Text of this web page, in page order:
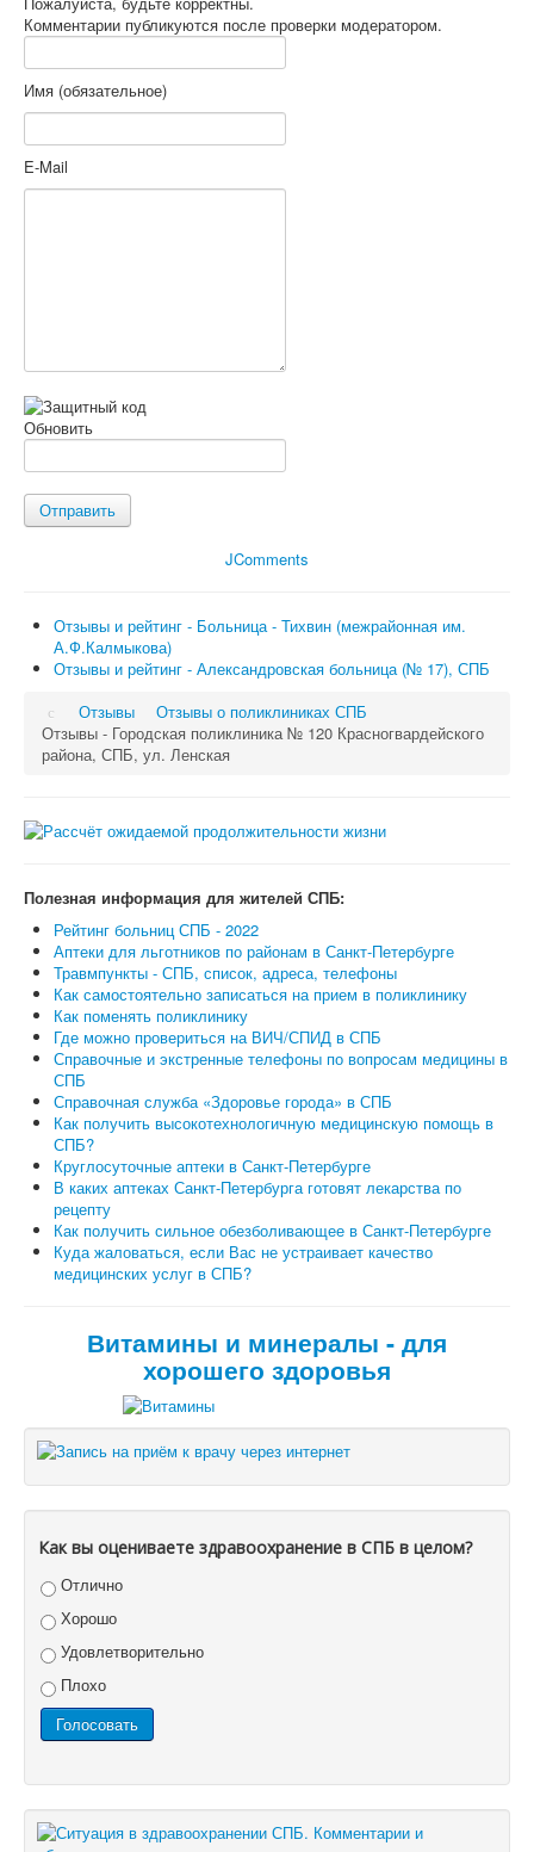
Комментарии публикуются после проверки модератором.
Имя (обязательное)
E-Mail
Обновить
Отправить
JComments
Отзывы и рейтинг - Больница - Тихвин (межрайонная им.
А.Ф.Калмыкова)
Отзывы и рейтинг - Александровская больница (№ 17), СПБ
Отзывы
Отзывы о поликлиниках СПБ
Отзывы - Городская поликлиника № 120 Красногвардейского
района, СПБ, ул. Ленская
Полезная информация для жителей СПБ:
Рейтинг больниц СПБ - 2022
Аптеки для льготников по районам в Санкт-Петербурге
Травмпункты - СПБ, список, адреса, телефоны
Как самостоятельно записаться на прием в поликлинику
Как поменять поликлинику
Где можно провериться на ВИЧ/СПИД в СПБ
Справочные и экстренные телефоны по вопросам медицины в
СПБ
Справочная служба «Здоровье города» в СПБ
Как получить высокотехнологичную медицинскую помощь в
СПБ?
Круглосуточные аптеки в Санкт-Петербурге
В каких аптеках Санкт-Петербурга готовят лекарства по
рецепту
Как получить сильное обезболивающее в Санкт-Петербурге
Куда жаловаться, если Вас не устраивает качество
медицинских услуг в СПБ?
Витамины и минералы - для
хорошего здоровья
Как вы оцениваете здравоохранение в СПБ в целом?
Отлично
Хорошо
Удовлетворительно
Плохо